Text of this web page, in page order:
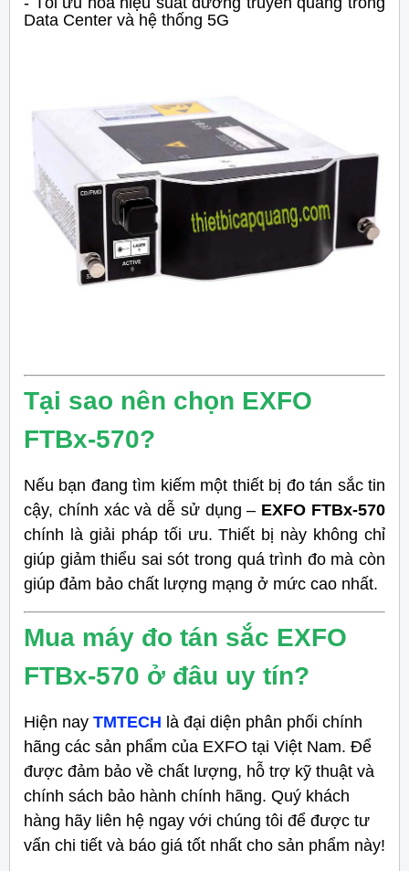
Data Center và hệ thống 5G
Tại sao nên chọn EXFO
FTBx-570?
Nếu bạn đang tìm kiếm một thiết bị đo tán sắc tin
cậy, chính xác và dễ sử dụng – EXFO FTBx-570
chính là giải pháp tối ưu. Thiết bị này không chỉ
giúp giảm thiểu sai sót trong quá trình đo mà còn
giúp đảm bảo chất lượng mạng ở mức cao nhất.
Mua máy đo tán sắc EXFO
FTBx-570 ở đâu uy tín?
Hiện nay TMTECH là đại diện phân phối chính
hãng các sản phẩm của EXFO tại Việt Nam. Để
được đảm bảo về chất lượng, hỗ trợ kỹ thuật và
chính sách bảo hành chính hãng. Quý khách
hàng hãy liên hệ ngay với chúng tôi để được tư
vấn chi tiết và báo giá tốt nhất cho sản phẩm này!